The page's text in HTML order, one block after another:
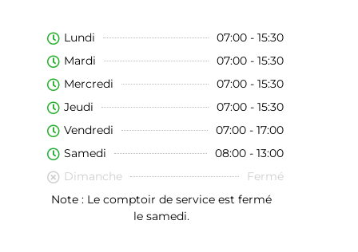
Lundi
07:00 - 15:30
Mardi
07:00 - 15:30
Mercredi
07:00 - 15:30
Jeudi
07:00 - 15:30
Vendredi
07:00 - 17:00
Samedi
08:00 - 13:00
Dimanche
Fermé
Note : Le comptoir de service est fermé
le samedi.